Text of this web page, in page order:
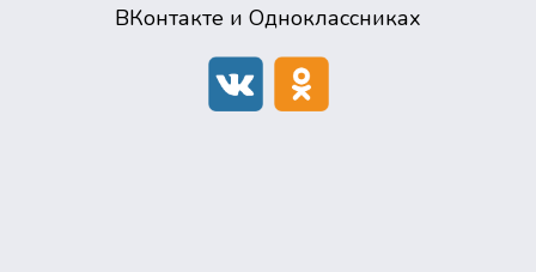
ВКонтакте и Одноклассниках